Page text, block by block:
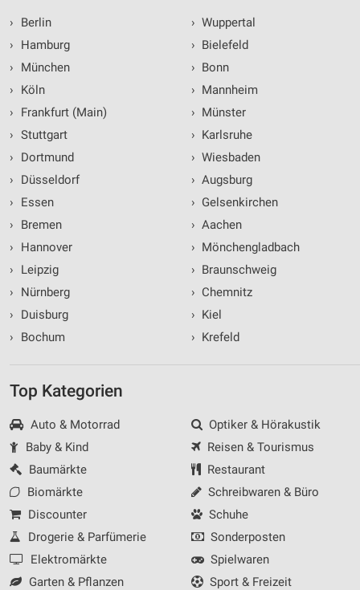
›
Berlin
›
Hamburg
›
München
›
Köln
›
Frankfurt (Main)
› Stuttgart
›
Dortmund
›
Düsseldorf
›
Essen
›
Bremen
›
Hannover
›
Leipzig
›
Nürnberg
›
Duisburg
›
Bochum
› Wuppertal
› Bielefeld
› Bonn
› Mannheim
› Münster
› Karlsruhe
› Wiesbaden
› Augsburg
› Gelsenkirchen
› Aachen
› Mönchengladbach
› Braunschweig
› Chemnitz
› Kiel
› Krefeld
Top Kategorien
Auto & Motorrad
Baby & Kind
Baumärkte
Biomärkte
Discounter
Drogerie & Parfümerie
Elektromärkte
Garten & Pflanzen
Optiker & Hörakustik
Reisen & Tourismus
Restaurant
Schreibwaren & Büro
Schuhe
Sonderposten
Spielwaren
Sport & Freizeit